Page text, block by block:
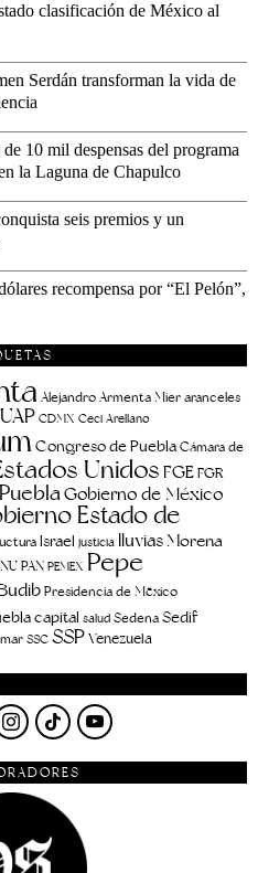
clasificación de México al
Serdán transforman la vida de
10 mil despensas del programa
la Laguna de Chapulco
seis premios y un
recompensa por “El Pelón”,
Alejandro Armenta Mier aranceles
CDMX Ceci Arellano
Congreso de Puebla Cámara de
UnidosFGEFGR
Gobierno de México
Estado de
Israel justicia lluviasMorena
PAN PEMEX Pepe
Presidencia de México
capital salud Sedena Sedif
SSC SSPVenezuela